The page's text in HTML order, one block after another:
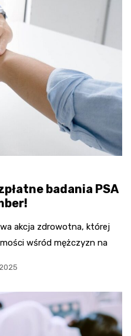
badania PSA
akcja zdrowotna, której
wśród mężczyzn na